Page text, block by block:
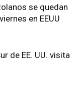
se quedan
en EEUU
de EE. UU. visita